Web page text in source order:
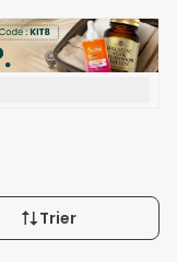
Trier